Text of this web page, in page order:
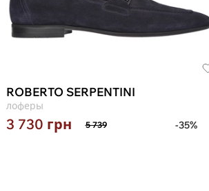
ROBERTO SERPENTINI
лоферы
3 730 грн 5 739 -35%